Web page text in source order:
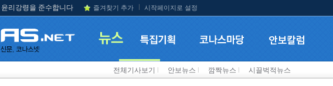
리강령을 준수합니다 즐겨찾기 추가 시작페이지로 설정
전체기사보기 안보뉴스 깜짝뉴스 시끌벅적뉴스